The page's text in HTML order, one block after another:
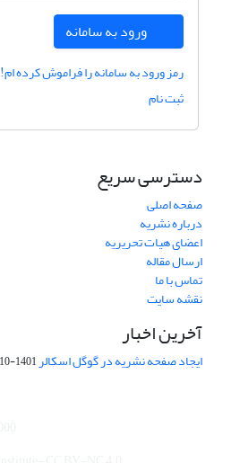
ورود به سامانه
رمز ورود به سامانه را فراموش کرده ام!
ثبت نام
دسترسی سریع
صفحه اصلی
درباره نشریه
اعضای هیات تحریریه
ارسال مقاله
تماس با ما
نقشه سایت
آخرین اخبار
ایجاد صفحه نشریه در گوگل اسکالر1401-10-06